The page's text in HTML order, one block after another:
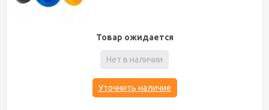
Товар ожидается
Нет в наличии
Уточнить наличие